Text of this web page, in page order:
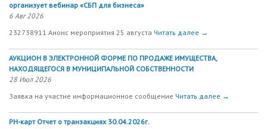
организует вебинар «СБП для бизнеса»
6 Авг 2026
232738911 Анонс мероприятия 25 августа Читать далее →
АУКЦИОН В ЭЛЕКТРОННОЙ ФОРМЕ ПО ПРОДАЖЕ ИМУЩЕСТВА,
НАХОДЯЩЕГОСЯ В МУНИЦИПАЛЬНОЙ СОБСТВЕННОСТИ
28 Июл 2026
Заявка на участие информационное сообщение Читать далее →
РН-карт Отчет о транзакциях 30.04.2026г.